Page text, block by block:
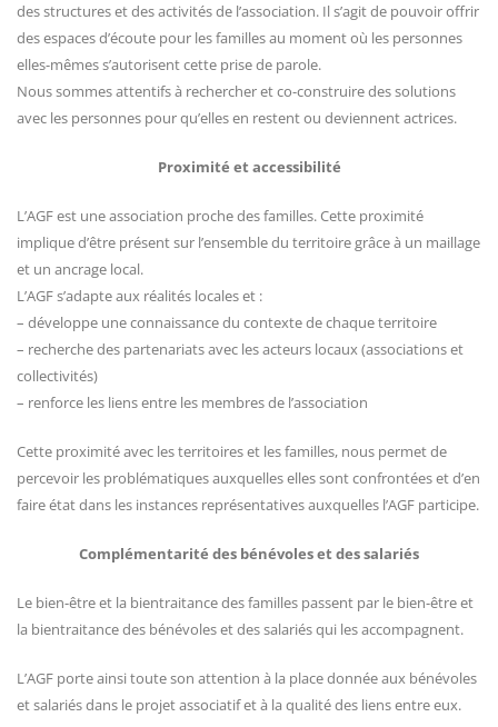
des structures et des activités de l’association. Il s’agit de pouvoir offrir
des espaces d’écoute pour les familles au moment où les personnes
elles-mêmes s’autorisent cette prise de parole.
Nous sommes attentifs à rechercher et co-construire des solutions
avec les personnes pour qu’elles en restent ou deviennent actrices.
Proximité et accessibilité
L’AGF est une association proche des familles. Cette proximité
implique d’être présent sur l’ensemble du territoire grâce à un maillage
et un ancrage local.
L’AGF s’adapte aux réalités locales et :
– développe une connaissance du contexte de chaque territoire
– recherche des partenariats avec les acteurs locaux (associations et
collectivités)
– renforce les liens entre les membres de l’association
Cette proximité avec les territoires et les familles, nous permet de
percevoir les problématiques auxquelles elles sont confrontées et d’en
faire état dans les instances représentatives auxquelles l’AGF participe.
Complémentarité des bénévoles et des salariés
Le bien-être et la bientraitance des familles passent par le bien-être et
la bientraitance des bénévoles et des salariés qui les accompagnent.
L’AGF porte ainsi toute son attention à la place donnée aux bénévoles
et salariés dans le projet associatif et à la qualité des liens entre eux.